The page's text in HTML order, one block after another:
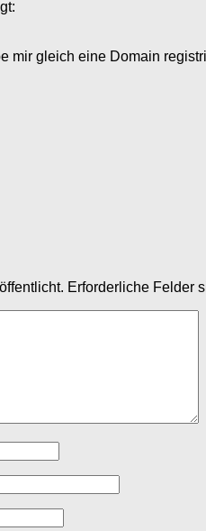
mir gleich eine Domain
Erforderliche Felder